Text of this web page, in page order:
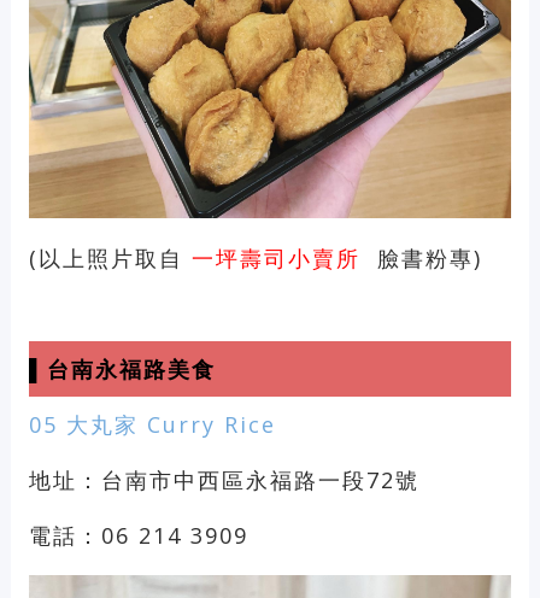
(以上照片取自 一坪壽司小賣所 臉書粉專)
▌台南永福路美食
05 大丸家 Curry Rice
地址：台南市中西區永福路一段72號
電話：06 214 3909